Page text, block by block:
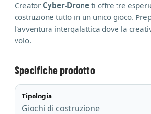
Creator Cyber-Drone ti offre tre
costruzione tutto in un unico gioco.
l'avventura intergalattica dove la
volo.
Specifiche prodotto
Tipologia
Giochi di costruzione